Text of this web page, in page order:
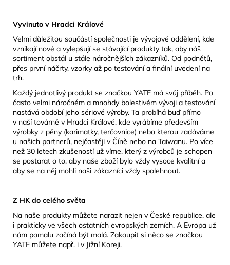
Vyvinuto v Hradci Králové
Velmi důležitou součástí společnosti je vývojové oddělení, kde
vznikají nové a vylepšují se stávající produkty tak, aby náš
sortiment obstál u stále náročnějších zákazníků. Od podnětů,
přes první náčrty, vzorky až po testování a finální uvedení na
trh.
Každý jednotlivý produkt se značkou YATE má svůj příběh. Po
často velmi náročném a mnohdy bolestivém vývoji a testování
nastává období jeho sériové výroby. Ta probíhá buď přímo
v naší továrně v Hradci Králové, kde vyrábíme především
výrobky z pěny (karimatky, terčovnice) nebo kterou zadáváme
u našich partnerů, nejčastěji v Číně nebo na Taiwanu. Po více
než 30 letech zkušeností už víme, který z výrobců je schopen
se postarat o to, aby naše zboží bylo vždy vysoce kvalitní a
aby se na něj mohli naši zákazníci vždy spolehnout.
Z HK do celého světa
Na naše produkty můžete narazit nejen v České republice, ale
i prakticky ve všech ostatních evropských zemích. A Evropa už
nám pomalu začíná být malá. Zakoupit si něco se značkou
YATE můžete např. i v Jižní Koreji.